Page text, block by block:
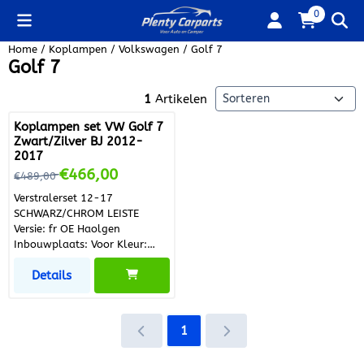
Cookievoorkeuren zijn beschikbaar. Kies instellingen of sta
0
Home / Koplampen / Volkswagen / Golf 7
Golf 7
1 Artikelen Sorteermethode
Koplampen set VW Golf 7
Zwart/Zilver BJ 2012-
2017
Van 489,00 voor 466,00
€489,00€466,00
Verstralerset 12-17
SCHWARZ/CHROM LEISTE
Versie: fr OE Haolgen
Inbouwplaats: Voor Kleur:
zwart/zilver Behuizingskleur:
Zwart Lichtfunctie: Met
daglicht (LED) Lichtfunctie: Met
Met dimlicht (LED) Lichtfunctie:
bouwtype: LED Hoeveelheid:
Details
1